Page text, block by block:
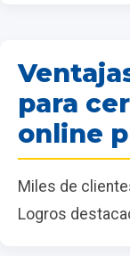
para
online
Miles de
Logros